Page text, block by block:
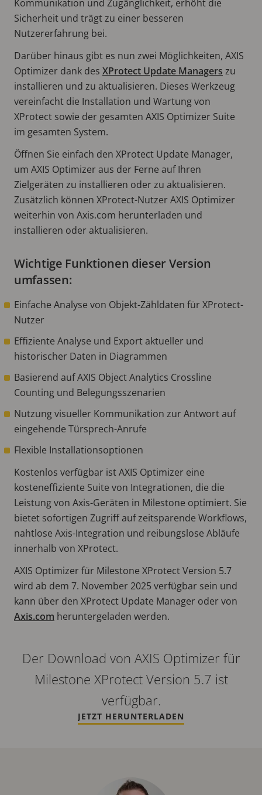
Kommunikation und Zugänglichkeit, erhöht die
Sicherheit und trägt zu einer besseren
Nutzererfahrung bei.
Darüber hinaus gibt es nun zwei Möglichkeiten, AXIS
Optimizer dank des XProtect Update Managers zu
installieren und zu aktualisieren. Dieses Werkzeug
vereinfacht die Installation und Wartung von
XProtect sowie der gesamten AXIS Optimizer Suite
im gesamten System.
Öffnen Sie einfach den XProtect Update Manager,
um AXIS Optimizer aus der Ferne auf Ihren
Zielgeräten zu installieren oder zu aktualisieren.
Zusätzlich können XProtect-Nutzer AXIS Optimizer
weiterhin von Axis.com herunterladen und
installieren oder aktualisieren.
Wichtige Funktionen dieser Version
umfassen:
Einfache Analyse von Objekt-Zähldaten für XProtect-
Nutzer
Effiziente Analyse und Export aktueller und
historischer Daten in Diagrammen
Basierend auf AXIS Object Analytics Crossline
Counting und Belegungsszenarien
Nutzung visueller Kommunikation zur Antwort auf
eingehende Türsprech-Anrufe
Flexible Installationsoptionen
Kostenlos verfügbar ist AXIS Optimizer eine
kosteneffiziente Suite von Integrationen, die die
Leistung von Axis-Geräten in Milestone optimiert. Sie
bietet sofortigen Zugriff auf zeitsparende Workflows,
nahtlose Axis-Integration und reibungslose Abläufe
innerhalb von XProtect.
AXIS Optimizer für Milestone XProtect Version 5.7
wird ab dem 7. November 2025 verfügbar sein und
kann über den XProtect Update Manager oder von
Axis.com heruntergeladen werden.
Der Download von AXIS Optimizer für
Milestone XProtect Version 5.7 ist
verfügbar.
JETZT HERUNTERLADEN